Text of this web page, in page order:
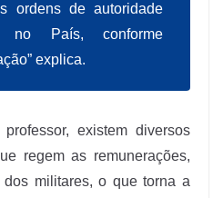
ordens de autoridade
no País, conforme
explica.
existem diversos
regem as remunerações,
militares, o que torna a